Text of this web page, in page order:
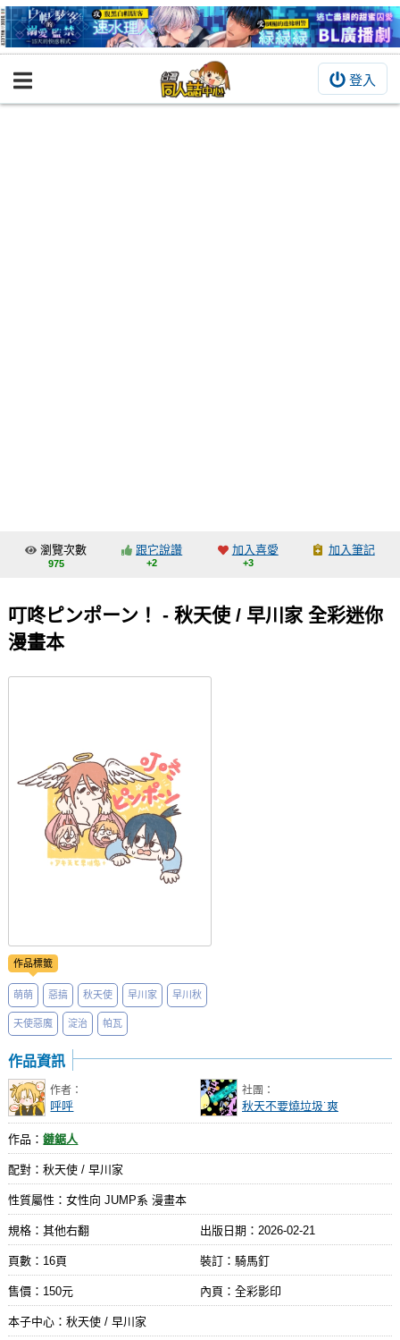
登入
BOOKY書集倉庫
交流中心
會員功能選單
瀏覽次數
975
跟它說讚
+2
加入喜愛
+3
加入筆記
叮咚ピンポーン！ - 秋天使 / 早川家 全彩迷你
漫畫本
作品標籤
萌萌 惡搞 秋天使 早川家 早川秋
天使惡魔 淀治 帕瓦
作品資訊
作者：
呼呼
社團：
秋天不要燒垃圾˙爽
作品：鏈鋸人
配對：秋天使 / 早川家
性質屬性：女性向 JUMP系 漫畫本
規格：其他右翻 出版日期： 2026-02-21
頁數：16頁 裝訂：騎馬釘
售價：150元 內頁：全彩影印
本子中心：秋天使 / 早川家